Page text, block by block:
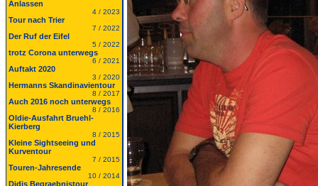
Anlassen
4 / 2023
Tour nach Trier
7 / 2022
Der Ruf der Eifel
5 / 2022
trotz Corona unterwegs
6 / 2021
Auftakt 2020
3 / 2020
Hermanns Skandinavientour
8 / 2017
Auch 2016 noch unterwegs
8 / 2016
Oldie-Ausfahrt Bruehl-
Kierberg
8 / 2015
Kleine Sightseeing und
Kurventour
7 / 2015
Touren-Jahresende
10 / 2014
Didis Begraebnistour